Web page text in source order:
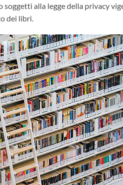
alla legge della privacy
dei libri.